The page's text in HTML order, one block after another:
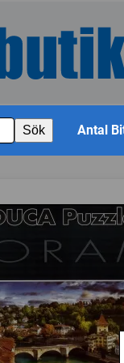
Sök Antal